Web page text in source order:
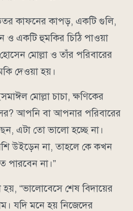
কাফনের কাপড়, একটি গুলি,
একটি হুমকির চিঠি পাওয়া
মোল্লা ও তাঁর পরিবারের
দেওয়া হয়।
মোল্লা চাচা, ক্ষণিকের
আপনি বা আপনার পরিবারের
এটা তো ভালো হচ্ছে না।
উইড়েন না, তাহলে কে কখন
পারবেন না।”
“ভালোবেসে শেষ বিদায়ের
যদি মনে হয় নিজেদের